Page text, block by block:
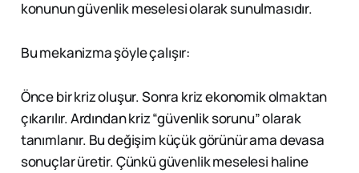
konunun güvenlik meselesi olarak sunulmasıdır.
Bu mekanizma şöyle çalışır:
Önce bir kriz oluşur. Sonra kriz ekonomik olmaktan
çıkarılır. Ardından kriz “güvenlik sorunu” olarak
tanımlanır. Bu değişim küçük görünür ama devasa
sonuçlar üretir. Çünkü güvenlik meselesi haline